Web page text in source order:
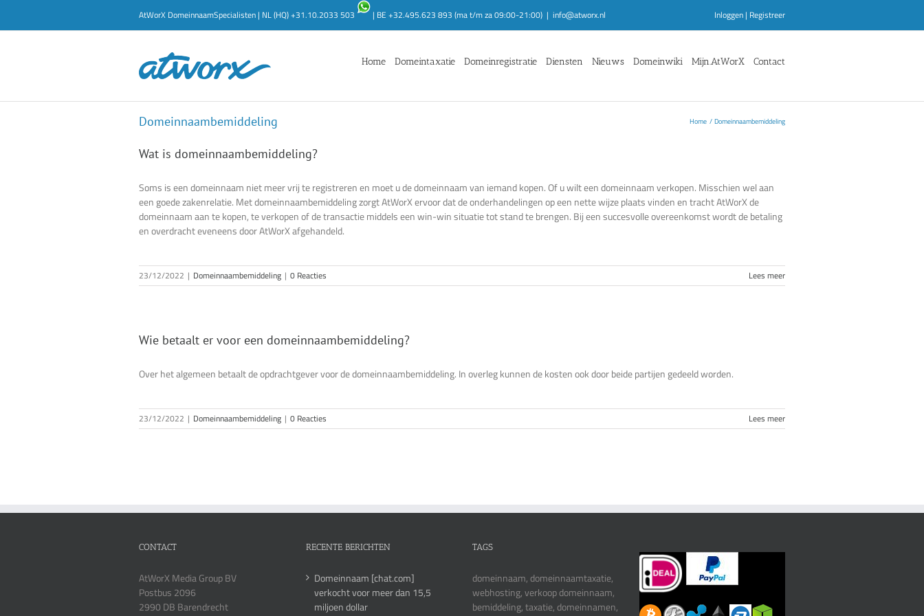
inhoud
AtWorX DomeinnaamSpecialisten | NL (HQ) +31.10.2033 503 | BE +32.495.623 893 (ma t/m za 09:00-21:00) | info@atworx.nl Inloggen | Registreer
Home Domeintaxatie Domeinregistratie Diensten Nieuws Domeinwiki Mijn.AtWorX Contact
Domeinnaambemiddeling Home Domeinnaambemiddeling
Wat is domeinnaambemiddeling?
Soms is een domeinnaam niet meer vrij te registreren en moet u de domeinnaam van iemand kopen. Of u wilt een domeinnaam verkopen. Misschien wel aan
een goede zakenrelatie. Met domeinnaambemiddeling zorgt AtWorX ervoor dat de onderhandelingen op een nette wijze plaats vinden en tracht AtWorX de
domeinnaam aan te kopen, te verkopen of de transactie middels een win-win situatie tot stand te brengen. Bij een succesvolle overeenkomst wordt de betaling
en overdracht eveneens door AtWorX afgehandeld.
23/12/2022 | Domeinnaambemiddeling | 0 Reacties Lees meer
Wie betaalt er voor een domeinnaambemiddeling?
Over het algemeen betaalt de opdrachtgever voor de domeinnaambemiddeling. In overleg kunnen de kosten ook door beide partijen gedeeld worden.
23/12/2022 | Domeinnaambemiddeling | 0 Reacties Lees meer
CONTACT
AtWorX Media Group BV
Postbus 2096
2990 DB Barendrecht
RECENTE BERICHTEN
Domeinnaam [chat.com]
verkocht voor meer dan 15,5
miljoen dollar
TAGS
domeinnaam, domeinnaamtaxatie,
webhosting, verkoop domeinnaam,
bemiddeling, taxatie, domeinnamen,